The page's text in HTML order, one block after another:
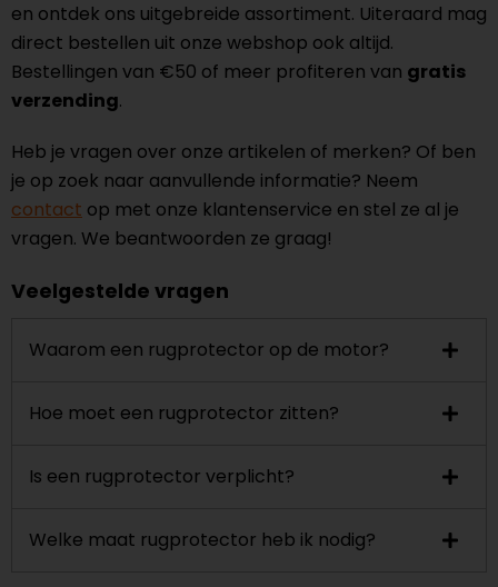
en ontdek ons uitgebreide assortiment. Uiteraard mag
direct bestellen uit onze webshop ook altijd.
Bestellingen van €50 of meer profiteren van gratis
verzending.
Heb je vragen over onze artikelen of merken? Of ben
je op zoek naar aanvullende informatie? Neem
contact op met onze klantenservice en stel ze al je
vragen. We beantwoorden ze graag!
Veelgestelde vragen
Waarom een rugprotector op de motor?
Hoe moet een rugprotector zitten?
Is een rugprotector verplicht?
Welke maat rugprotector heb ik nodig?